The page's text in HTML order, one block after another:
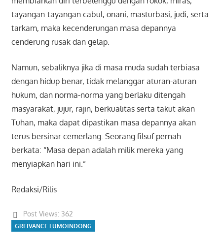
tayangan-tayangan cabul, onani, masturbasi, judi, serta
tarkam, maka kecenderungan masa depannya
cenderung rusak dan gelap.
Namun, sebaliknya jika di masa muda sudah terbiasa
dengan hidup benar, tidak melanggar aturan-aturan
hukum, dan norma-norma yang berlaku ditengah
masyarakat, jujur, rajin, berkualitas serta takut akan
Tuhan, maka dapat dipastikan masa depannya akan
terus bersinar cemerlang. Seorang filsuf pernah
berkata: “Masa depan adalah milik mereka yang
menyiapkan hari ini.”
Redaksi/Rilis
Post Views: 362
GREIVANCE LUMOINDONG